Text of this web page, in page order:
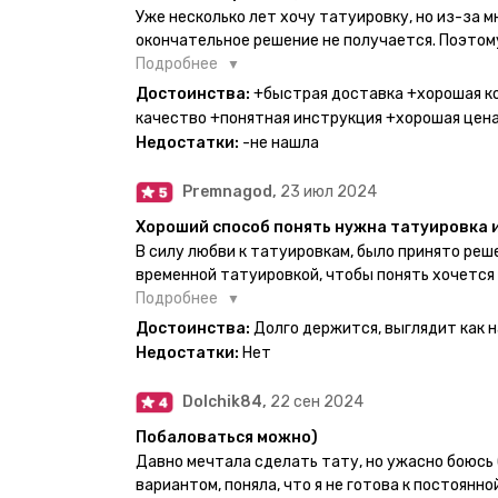
Уже несколько лет хочу татуировку, но из-за
окончательное решение не получается.
настоящей находкой. Как только тату пришли,
Хочу отметить, что у everink очень большой
значительно упрощает процесс получения
бумажный плотный конверт, внутри оказалась
специальные пакетики, салфетки, инструкция
очень мило. Я уже нанесла одну из них и
понятно объяснено, отдельным плюсом для
обозначениями тех мечт, где тату будет
всём советую и рекомендую, буду заказывать
Подробнее
Достоинства: +быстрая доставка +хорошая
качество +понятная инструкция +хорошая цена
Недостатки: -не нашла
Premnagod, 23 июл 2024
Хороший способ понять нужна татуировка
В силу любви к татуировкам, было принято
временной татуировкой, чтобы понять
как оказалось смысла набивать нет, ведь
татуировки и в случае если одна не
настоящая, держится долго, больше ничего и не
Подробнее
Достоинства: Долго держится, выглядит как
Недостатки: Нет
Dolchik84, 22 сен 2024
Побаловаться можно)
Давно мечтала сделать тату, но ужасно боюсь
вариантом, поняла, что я не готова к